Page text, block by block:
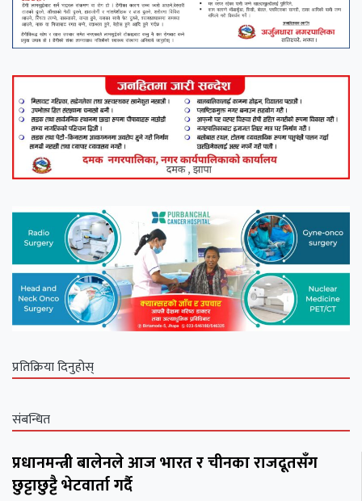
प्रतिक्रिया दिनुहोस्
संबन्धित
प्रधानमन्त्री बालेनले आज भारत र चीनका राजदूतसँग
छुट्टाछुट्टै भेटवार्ता गर्दै